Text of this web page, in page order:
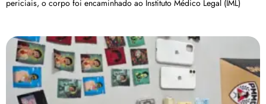
periciais, o corpo foi encaminhado ao Instituto Médico Legal (IML)